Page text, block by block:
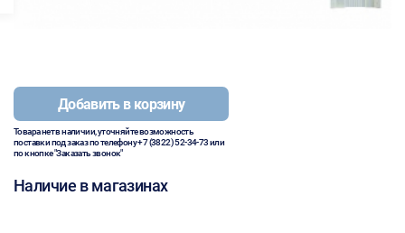
Добавить в корзину
Товара нет в наличии, уточняйте возможность
поставки под заказ по телефону+7 (3822) 52-34-73или
по кнопке "Заказать звонок"
Наличие в магазинах